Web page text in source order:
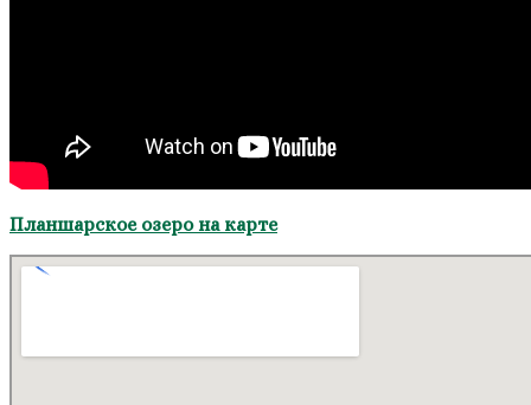
Планшарское озеро на карте